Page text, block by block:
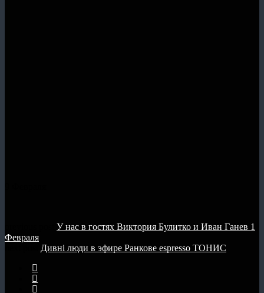
У нас в гостях Виктория Булитко и Иван Ганев 1
Февраля
Дивнi люди в эфире Ранкове espresso ТОНИС